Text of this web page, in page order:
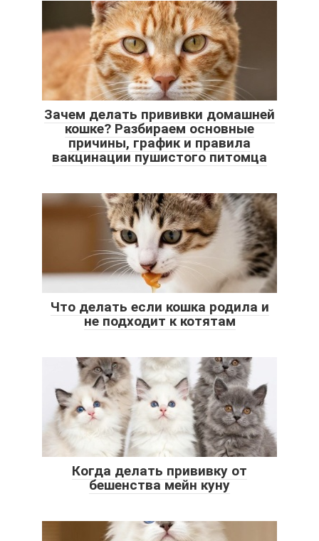
Зачем делать прививки домашней
кошке? Разбираем основные
причины, график и правила
вакцинации пушистого питомца
Что делать если кошка родила и
не подходит к котятам
Когда делать прививку от
бешенства мейн куну